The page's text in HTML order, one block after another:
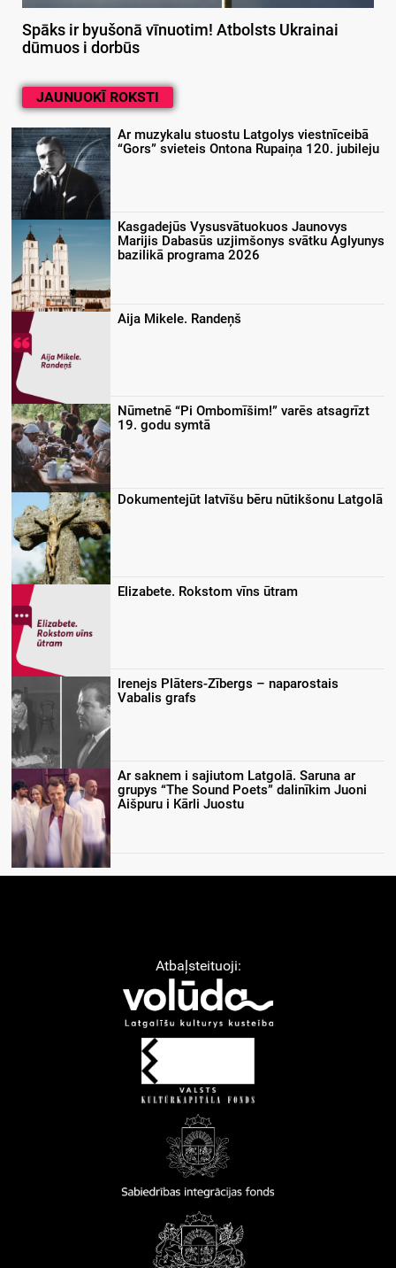
Spāks ir byušonā vīnuotim! Atbolsts Ukrainai
dūmuos i dorbūs
JAUNUOKĪ ROKSTI
Ar muzykalu stuostu Latgolys viestnīceibā
“Gors” svieteis Ontona Rupaiņa 120. jubileju
Kasgadejūs Vysusvātuokuos Jaunovys
Marijis Dabasūs uzjimšonys svātku Aglyunys
bazilikā programa 2026
Aija Mikele. Randeņš
Nūmetnē “Pi Ombomīšim!” varēs atsagrīzt
19. godu symtā
Dokumentejūt latvīšu bēru nūtikšonu Latgolā
Elizabete. Rokstom vīns ūtram
Irenejs Plāters-Zībergs – naparostais
Vabalis grafs
Ar saknem i sajiutom Latgolā. Saruna ar
grupys “The Sound Poets” dalinīkim Juoni
Aišpuru i Kārli Juostu
Atbaļsteituoji: